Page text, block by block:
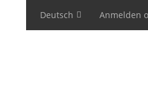
Deutsch Anmelden